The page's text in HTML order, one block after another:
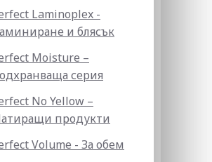
Laminoplex -
и блясък
Moisture –
серия
No Yellow –
продукти
Volume - За обем